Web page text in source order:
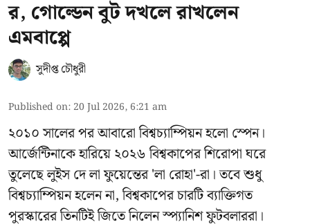
র, গোল্ডেন বুট দখলে রাখলেন
এমবাপ্পে
সুদীপ্ত চৌধুরী
Published on: 20 Jul 2026, 6:21 am
২০১০ সালের পর আবারো বিশ্বচ্যাম্পিয়ন হলো স্পেন।
আর্জেন্টিনাকে হারিয়ে ২০২৬ বিশ্বকাপের শিরোপা ঘরে
তুলেছে লুইস দে লা ফুয়েন্তের 'লা রোহা'-রা। তবে শুধু
বিশ্বচ্যাম্পিয়ন হলেন না, বিশ্বকাপের চারটি ব্যাক্তিগত
পুরস্কারের তিনটিই জিতে নিলেন স্প্যানিশ ফুটবলাররা।